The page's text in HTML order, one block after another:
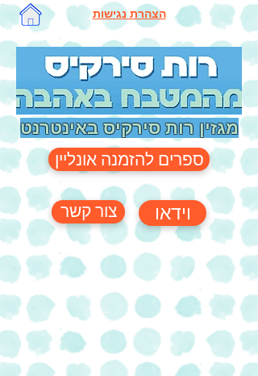
הצהרת נגישות
מגזין רות סירקיס באינטרנט
ספרים להזמנה אונליין
צור קשר וידאו